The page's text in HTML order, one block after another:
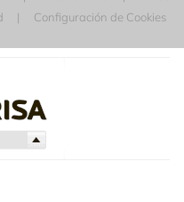
Configuración de Cookies